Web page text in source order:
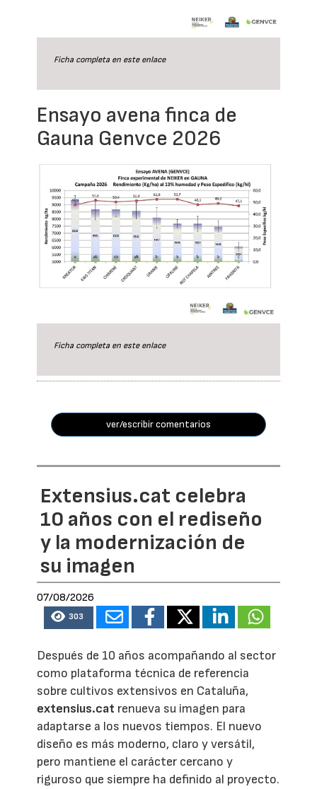
Ficha completa en este enlace
Ensayo avena finca de
Gauna Genvce 2026
Ficha completa en este enlace
ver/escribir comentarios
Extensius.cat celebra
10 años con el rediseño
y la modernización de
su imagen
07/08/2026
303
Después de 10 años acompañando al sector
como plataforma técnica de referencia
sobre cultivos extensivos en Cataluña,
extensius.cat renueva su imagen para
adaptarse a los nuevos tiempos. El nuevo
diseño es más moderno, claro y versátil,
pero mantiene el carácter cercano y
riguroso que siempre ha definido al proyecto.